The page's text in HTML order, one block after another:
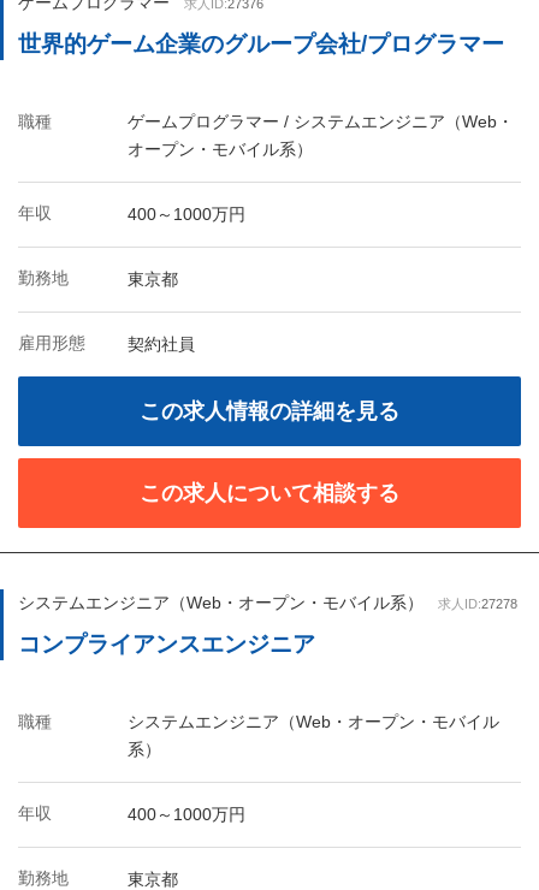
求人ID:27376
世界的ゲーム企業のグループ会社/プログラマー
職種
ゲームプログラマー / システムエンジニア（Web・
オープン・モバイル系）
年収 400～1000万円
勤務地 東京都
雇用形態 契約社員
この求人情報の詳細を見る
この求人について相談する
システムエンジニア（Web・オープン・モバイル系） 求人ID:27278
コンプライアンスエンジニア
職種
システムエンジニア（Web・オープン・モバイル
系）
年収 400～1000万円
勤務地 東京都